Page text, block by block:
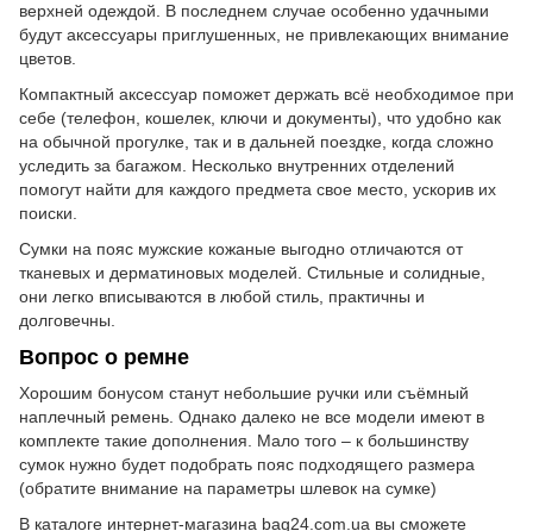
верхней одеждой. В последнем случае особенно удачными
будут аксессуары приглушенных, не привлекающих внимание
цветов.
Компактный аксессуар поможет держать всё необходимое при
себе (телефон, кошелек, ключи и документы), что удобно как
на обычной прогулке, так и в дальней поездке, когда сложно
уследить за багажом. Несколько внутренних отделений
помогут найти для каждого предмета свое место, ускорив их
поиски.
Сумки на пояс мужские кожаные выгодно отличаются от
тканевых и дерматиновых моделей. Стильные и солидные,
они легко вписываются в любой стиль, практичны и
долговечны.
Вопрос о ремне
Хорошим бонусом станут небольшие ручки или съёмный
наплечный ремень. Однако далеко не все модели имеют в
комплекте такие дополнения. Мало того – к большинству
сумок нужно будет подобрать пояс подходящего размера
(обратите внимание на параметры шлевок на сумке)
В каталоге интернет-магазина bag24.com.ua вы сможете